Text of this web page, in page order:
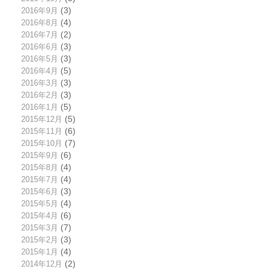
2016年9月 (3)
2016年8月 (4)
2016年7月 (2)
2016年6月 (3)
2016年5月 (3)
2016年4月 (5)
2016年3月 (3)
2016年2月 (3)
2016年1月 (5)
2015年12月 (5)
2015年11月 (6)
2015年10月 (7)
2015年9月 (6)
2015年8月 (4)
2015年7月 (4)
2015年6月 (3)
2015年5月 (4)
2015年4月 (6)
2015年3月 (7)
2015年2月 (3)
2015年1月 (4)
2014年12月 (2)